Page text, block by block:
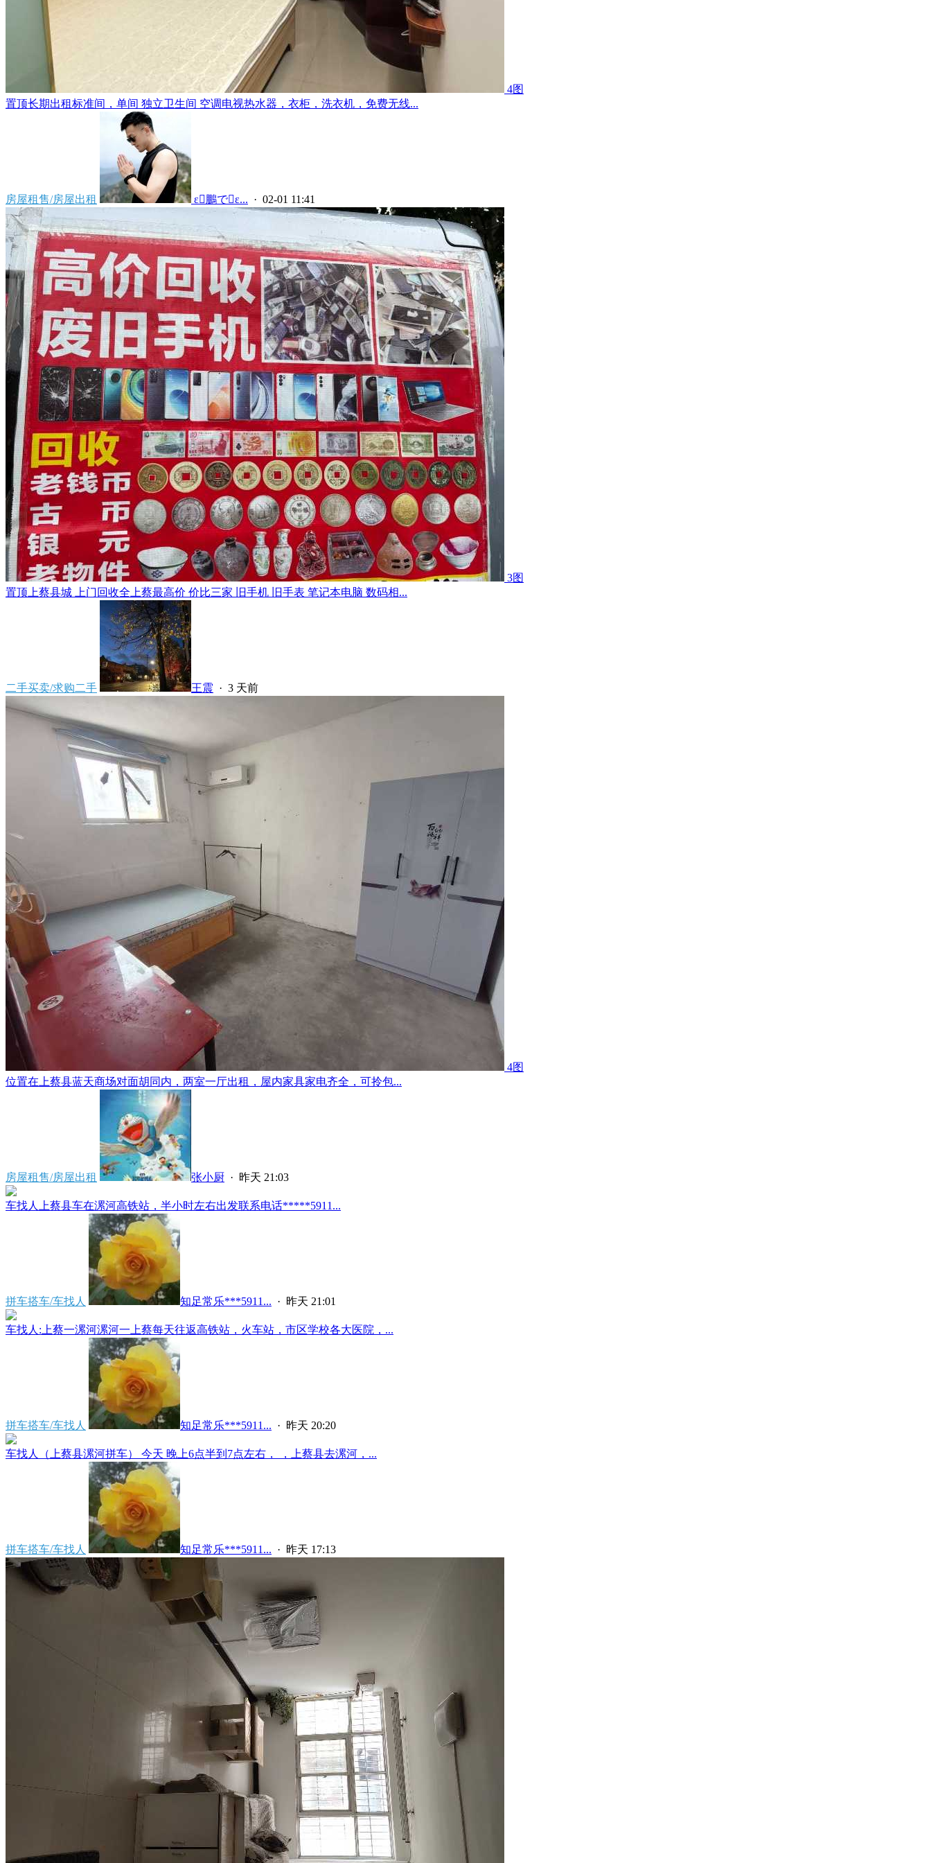
4图
置顶长期出租标准间，单间 独立卫生间 空调电视热水器，衣柜，洗衣机，免费无线...
房屋租售/房屋出租  ε鵬でε... · 02-01 11:41
3图
置顶 上蔡县城 上门回收全上蔡最高价 价比三家 旧手机 旧手表 笔记本电脑 数码相...
二手买卖/求购二手 王震 · 3 天前
4图
位置在上蔡县蓝天商场对面胡同内，两室一厅出租，屋内家具家电齐全，可拎包...
房屋租售/房屋出租 张小厨 · 昨天 21:03
车找人上蔡县车在漯河高铁站，半小时左右出发联系电话*****5911...
拼车搭车/车找人 知足常乐***5911... · 昨天 21:01
车找人:上蔡一漯河漯河一上蔡每天往返高铁站，火车站，市区学校各大医院，...
拼车搭车/车找人 知足常乐***5911... · 昨天 20:20
车找人（上蔡县漯河拼车） 今天 晚上6点半到7点左右， ，上蔡县去漯河，...
拼车搭车/车找人 知足常乐***5911... · 昨天 17:13